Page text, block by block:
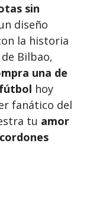
sin
diseño
la historia
Bilbao,
una de
hoy
fanático del
tu amor